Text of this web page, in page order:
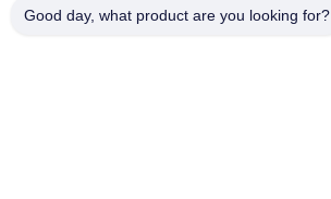
Good day, what product are you looking for?